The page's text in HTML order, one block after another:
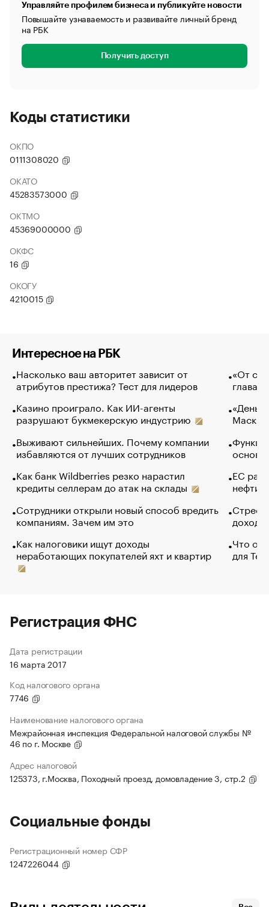
Управляйте профилем бизнеса и публикуйте новости
Повышайте узнаваемость и развивайте личный бренд
на РБК
Получить доступ
Коды статистики
ОКПО
0111308020
ОКАТО
45283573000
ОКТМО
45369000000
ОКФС
16
ОКОГУ
4210015
Интересное на РБК
Насколько ваш авторитет зависит от
атрибутов престижа? Тест для лидеров
Казино проиграло. Как ИИ-агенты
разрушают букмекерскую индустрию
Выживают сильнейших. Почему компании
избавляются от лучших сотрудников
Как банк Wildberries резко нарастил
кредиты селлерам до атак на склады
Сотрудники открыли новый способ вредить
компаниям. Зачем им это
Как налоговики ищут доходы
неработающих покупателей яхт и квартир
«От
глава
Маск в
основ
ЕС
нефти
Что
для
Регистрация ФНС
Дата регистрации
16 марта 2017
Код налогового органа
7746
Наименование налогового органа
Межрайонная инспекция Федеральной налоговой службы №
46 по г. Москве
Адрес налоговой
125373, г.Москва, Походный проезд, домовладение 3, стр.2
Социальные фонды
Регистрационный номер СФР
1247226044